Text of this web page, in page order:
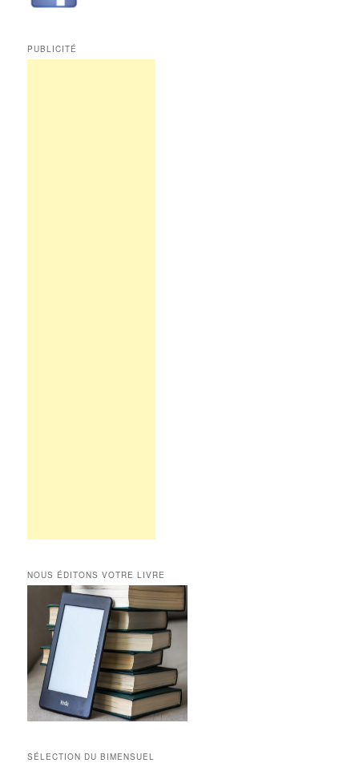
PUBLICITÉ
NOUS ÉDITONS VOTRE LIVRE
SÉLECTION DU BIMENSUEL